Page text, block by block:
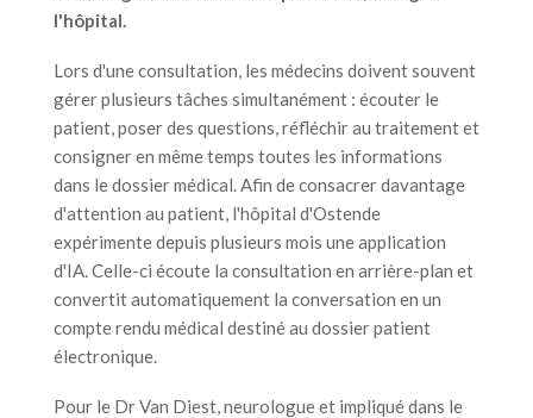
l'hôpital.
Lors d'une consultation, les médecins doivent souvent
gérer plusieurs tâches simultanément : écouter le
patient, poser des questions, réfléchir au traitement et
consigner en même temps toutes les informations
dans le dossier médical. Afin de consacrer davantage
d'attention au patient, l'hôpital d'Ostende
expérimente depuis plusieurs mois une application
d'IA. Celle-ci écoute la consultation en arrière-plan et
convertit automatiquement la conversation en un
compte rendu médical destiné au dossier patient
électronique.
Pour le Dr Van Diest, neurologue et impliqué dans le